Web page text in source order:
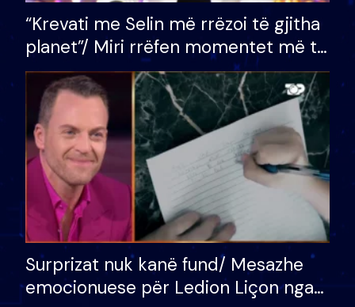
“Krevati me Selin më rrëzoi të gjitha
planet”/ Miri rrëfen momentet më të
bukura në shtëpinë e BB VIP: Do më
mungojë zilja e mëngjesit kur…
Surprizat nuk kanë fund/ Mesazhe
emocionuese për Ledion Liçon nga